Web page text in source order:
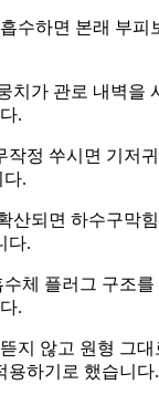
수하면 본래 부피
치가 관로 내벽을
.
정 쑤시면 기저귀
.
산되면 하수구막
다.
체 플러그 구조를
.
지 않고 원형 그대
용하기로 했습니다.